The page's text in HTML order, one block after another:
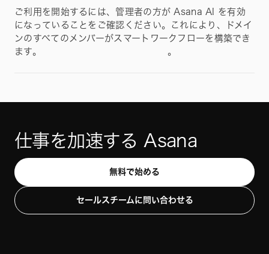
ご利用を開始するには、管理者の方が Asana AI を有効
になっていることをご確認ください。これにより、ドメイ
ンのすべてのメンバーがスマートワークフローを構築でき
ます。
。
仕事を加速する Asana
無料で始める
セールスチームに問い合わせる